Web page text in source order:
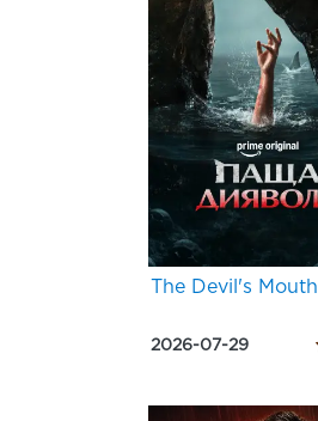
The Devil's Mouth
2026-07-29